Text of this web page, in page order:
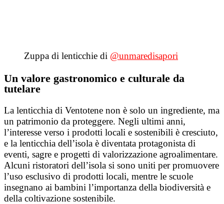
Zuppa di lenticchie di @unmaredisapori
Un valore gastronomico e culturale da
tutelare
La lenticchia di Ventotene non è solo un ingrediente, ma
un patrimonio da proteggere. Negli ultimi anni,
l’interesse verso i prodotti locali e sostenibili è cresciuto,
e la lenticchia dell’isola è diventata protagonista di
eventi, sagre e progetti di valorizzazione agroalimentare.
Alcuni ristoratori dell’isola si sono uniti per promuovere
l’uso esclusivo di prodotti locali, mentre le scuole
insegnano ai bambini l’importanza della biodiversità e
della coltivazione sostenibile.